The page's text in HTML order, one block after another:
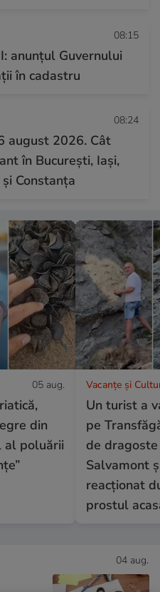
08:15
anunțul Guvernului
în cadastru
08:24
august 2026. Cât
în București, Iași,
Constanța
05 aug.
din
al poluării
Vacanțe și
Un turist a
pe
de dragoste
Salvamont
reacționat
prostul
04 aug.